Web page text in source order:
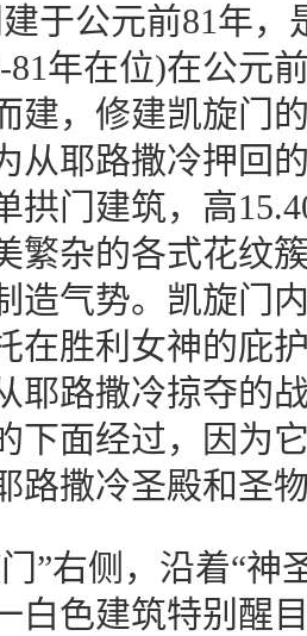
于公元前81年
81年在位)在公元
建，修建凯旋门
从耶路撒冷押回
拱门建筑，高
繁杂的各式花纹
造气势。凯旋门
在胜利女神的庇
耶路撒冷掠夺的
下面经过，因为
路撒冷圣殿和圣
”右侧，沿着“神
白色建筑特别醒